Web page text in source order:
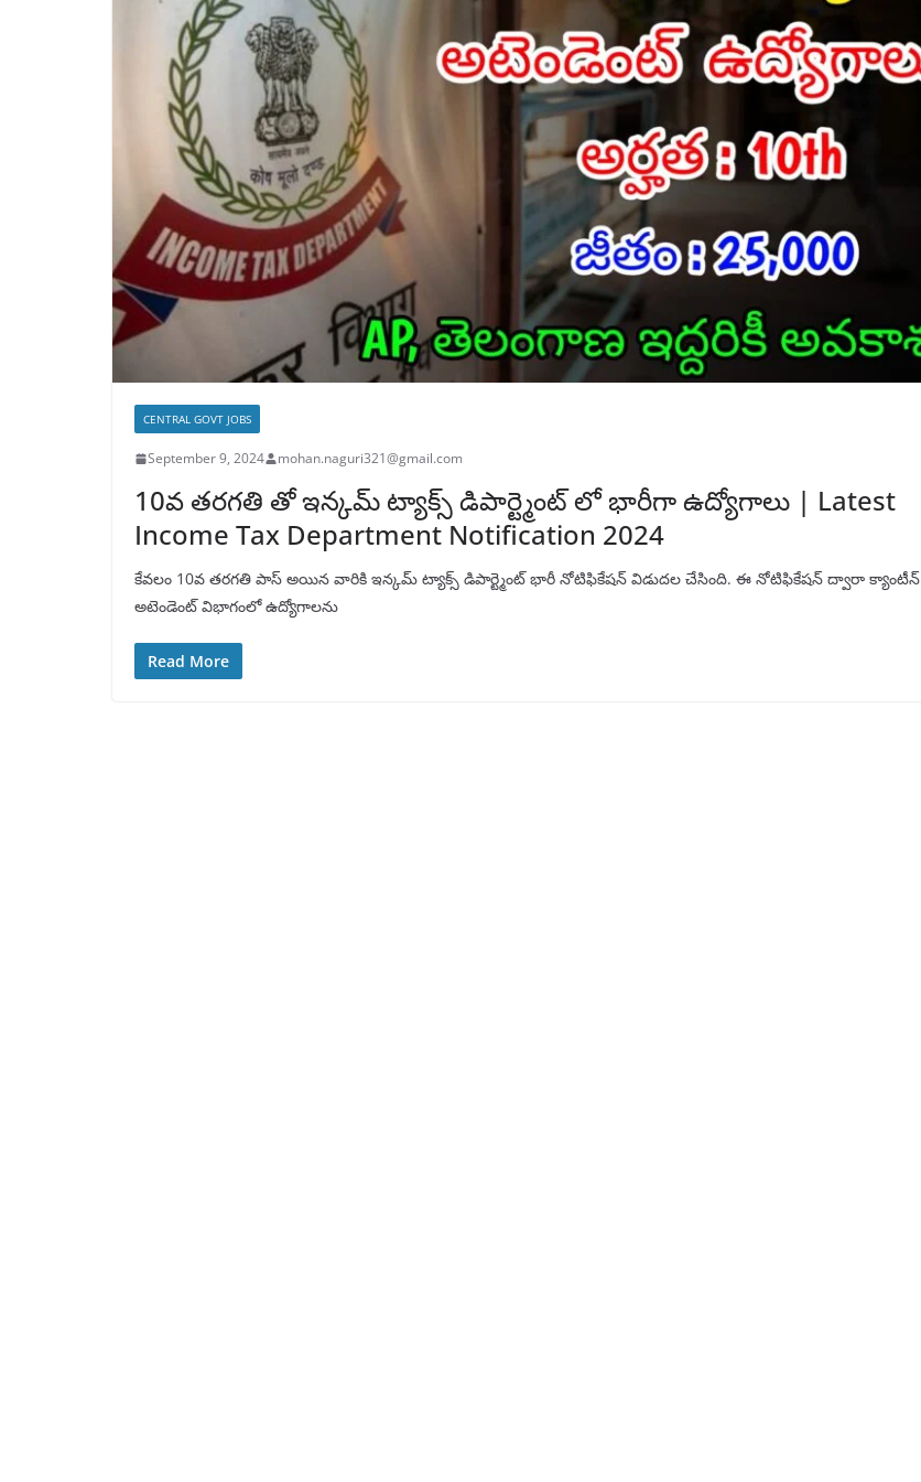
CENTRAL GOVT JOBS
September 9, 2024 mohan.naguri321@gmail.com
10వ తరగతి తో ఇన్కమ్ ట్యాక్స్ డిపార్ట్మెంట్ లో భారీగా ఉద్యోగాలు | Latest
Income Tax Department Notification 2024
కేవలం 10వ తరగతి పాస్ అయిన వారికి ఇన్కమ్ ట్యాక్స్ డిపార్ట్మెంట్ భారీ నోటిఫికేషన్ విడుదల చేసింది. ఈ నోటిఫికేషన్ ద్వారా క్యాంటీన్
అటెండెంట్ విభాగంలో ఉద్యోగాలను
Read More